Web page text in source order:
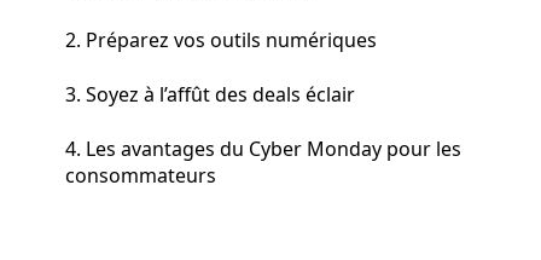
2. Préparez vos outils numériques
3. Soyez à l’affût des deals éclair
4. Les avantages du Cyber Monday pour les
consommateurs